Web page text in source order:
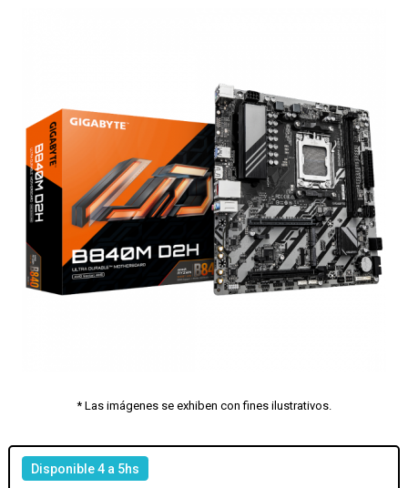
* Las imágenes se exhiben con fines ilustrativos.
Disponible 4 a 5hs